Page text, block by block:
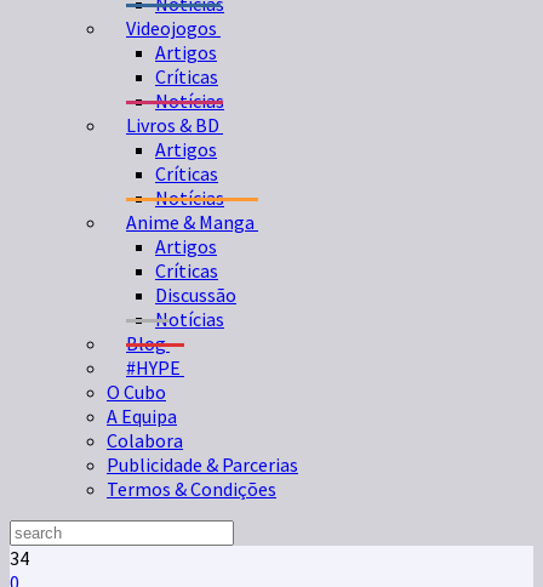
Videojogos
Artigos
Críticas
Notícias
Livros & BD
Artigos
Críticas
Notícias
Anime & Manga
Artigos
Críticas
Discussão
Notícias
Blog
#HYPE
O Cubo
A Equipa
Colabora
Publicidade & Parcerias
Termos & Condições
34
0